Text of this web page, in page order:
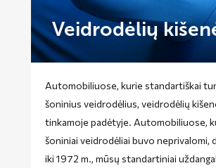
Veidrodėlių
Automobiliuose, kurie standartiškai
šoninius veidrodėlius, veidrodėlių
tinkamoje padėtyje. Automobiliuose,
šoniniai veidrodėliai buvo neprivalomi,
iki 1972 m., mūsų standartiniai